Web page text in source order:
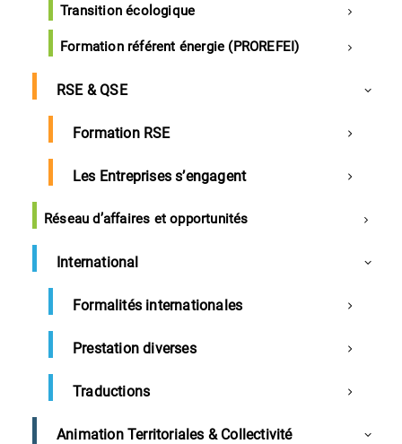
Transition écologique
Formation référent énergie (PROREFEI)
RSE & QSE
Formation RSE
Les Entreprises s’engagent
Réseau d’affaires et opportunités
International
Formalités internationales
Prestation diverses
Traductions
Animation Territoriales & Collectivité
DSN : Établir la déclaration et sécuriser
ses pratiques
Référence
compta6
Tarif en intra : 1 225€ Nets de taxes
Délai d’accès : 72h
Pré-requis : Aucun